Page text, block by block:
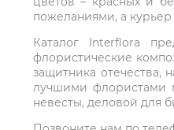
пожеланиями, а
Каталог Interflora
флористические
защитника отечества,
лучшими флористами
невесты, деловой для